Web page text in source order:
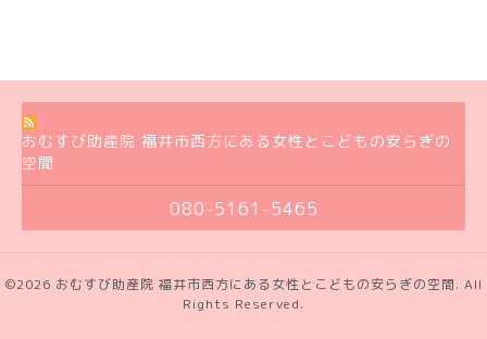
おむすび助産院 福井市西方にある女性とこどもの安らぎの
空間
080-5161-5465
©2026 おむすび助産院 福井市西方にある女性とこどもの安らぎの空間. All
Rights Reserved.